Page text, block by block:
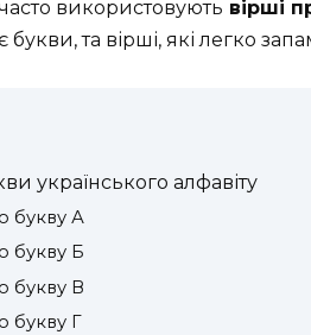
використовують вірші
букви, та вірші, які легко
українського алфавіту
букву А
букву Б
букву В
букву Г